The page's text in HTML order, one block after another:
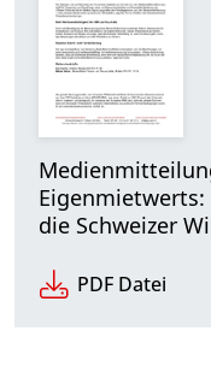
die Schweizer
PDF Datei